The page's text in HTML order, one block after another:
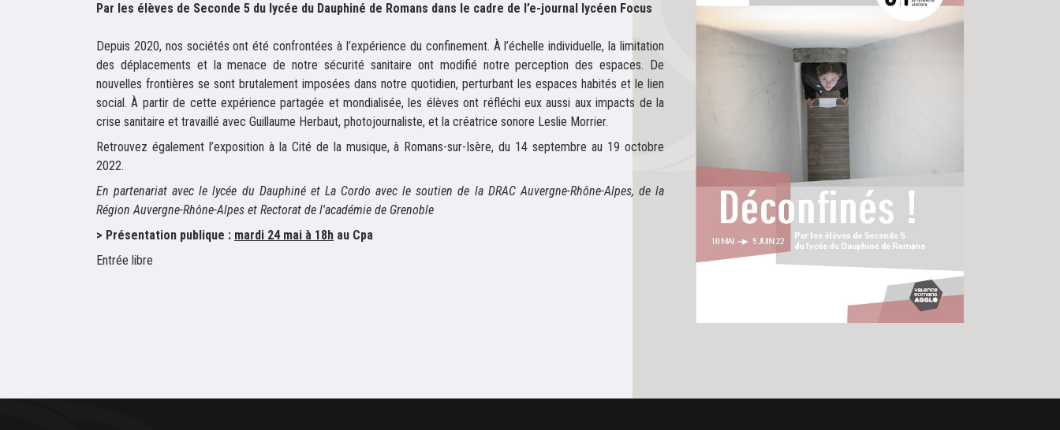
Par les élèves de Seconde 5 du lycée du Dauphiné de Romans dans le cadre de l’e-journal lycéen Focus
Depuis 2020, nos sociétés ont été confrontées à l’expérience du confinement. À l’échelle individuelle, la limitation
des déplacements et la menace de notre sécurité sanitaire ont modifié notre perception des espaces. De
nouvelles frontières se sont brutalement imposées dans notre quotidien, perturbant les espaces habités et le lien
social. À partir de cette expérience partagée et mondialisée, les élèves ont réfléchi eux aussi aux impacts de la
crise sanitaire et travaillé avec Guillaume Herbaut, photojournaliste, et la créatrice sonore Leslie Morrier.
Retrouvez également l’exposition à la Cité de la musique, à Romans-sur-Isère, du 14 septembre au 19 octobre
2022.
En partenariat avec le lycée du Dauphiné et La Cordo avec le soutien de la DRAC Auvergne-Rhône-Alpes, de la
Région Auvergne-Rhône-Alpes et Rectorat de l'académie de Grenoble
> Présentation publique : mardi 24 mai à 18h au Cpa
Entrée libre